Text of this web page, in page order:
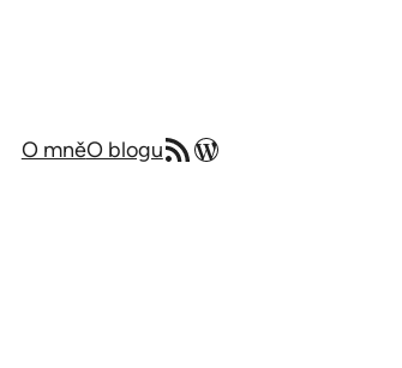
O mněO bloguRSS zdrojMůj blog v angličtině